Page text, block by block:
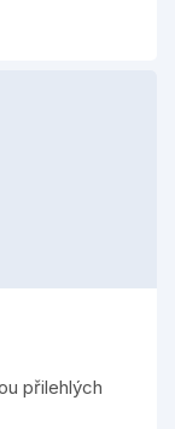
přilehlých